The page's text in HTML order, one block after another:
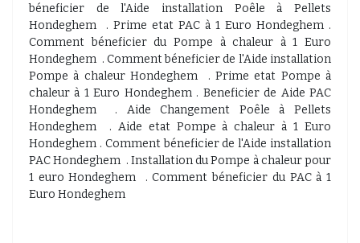
béneficier de l'Aide installation Poêle à Pellets
Hondeghem . Prime etat PAC à 1 Euro Hondeghem .
Comment béneficier du Pompe à chaleur à 1 Euro
Hondeghem . Comment béneficier de l'Aide installation
Pompe à chaleur Hondeghem . Prime etat Pompe à
chaleur à 1 Euro Hondeghem . Beneficier de Aide PAC
Hondeghem . Aide Changement Poêle à Pellets
Hondeghem . Aide etat Pompe à chaleur à 1 Euro
Hondeghem . Comment béneficier de l'Aide installation
PAC Hondeghem . Installation du Pompe à chaleur pour
1 euro Hondeghem . Comment béneficier du PAC à 1
Euro Hondeghem